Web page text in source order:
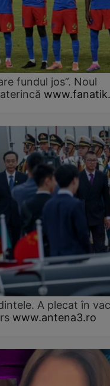
fundul jos”. Noul
A plecat în
www.antena3.ro